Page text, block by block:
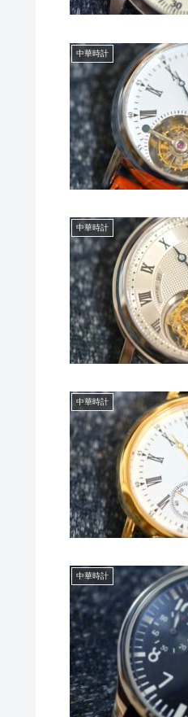
中華時計
中華時計
中華時計
中華時計